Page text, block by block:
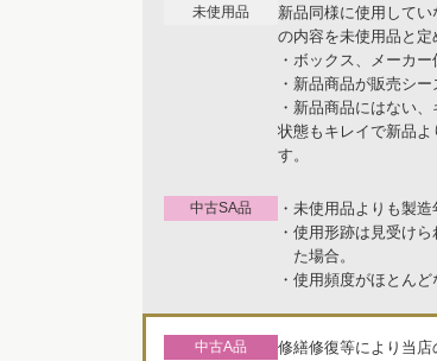
未使用品
新品同様に使用して
の内容を未使用品と定
・ボックス、メーカ
・新品商品が販売シ
・新品商品にはない
状態もキレイで新品
す。
中古SA品
・未使用品よりも製
・使用形跡は見受け
た場合。
・使用頻度がほとん
中古A品
修繕修復等により当